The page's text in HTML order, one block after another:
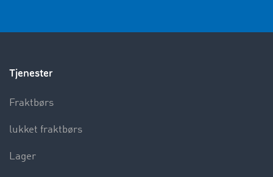
Tjenester
Fraktbørs
lukket fraktbørs
Lager